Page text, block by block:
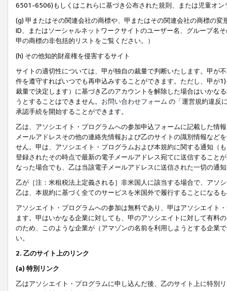
6501-6506)もしくはこれらに基づき公布された規則、または児童オン
(g) 甲またはその関連会社の商標や、甲またはその関連会社の商標の
ID、またはソーシャルネットワークサイトのユーザー名、グループ名
甲の商標の非包括的リストをご覧ください。）
(h) その他知的財産権を侵害するサイト
サイトの適切性については、甲が独自の裁量で判断いたします。甲が
件を遵守すればいつでも再申込みすることができます。ただし、甲が
裁量で決定します）に基づき乙のアカウントを解除した場合はいかな
うとすることはできません。 お問い合わせフォーム の「運営規約違反
承認手続を開始することができます。
乙は、アソシエイト・プログラムへの参加申込フォームに記載した情
メールアドレスその他の連絡先情報および乙のサイトの識別情報など
せん。甲は、アソシエイト・プログラムおよび本規約に関する通知（
登録されたその時点で最新の電子メールアドレス宛てに送信すること
なった場合でも、乙は当該電子メールアドレスに送信された一切の通
乙が［注：米租税法上定義される］非米国人に該当する場合で、アソ
乙は、本規約に基づく全てのサービスを米国外で履行することになる
アソシエイト・プログラムへの参加は無料であり、甲はアソシエイト
ます。甲はいかなる企業に対しても、甲のアソシエイトに対して有料
のため、このような企業が（アマゾンの名前を利用しようとする企業
い。
2. 乙のサイト上のリンク
(a) 特別リンク
乙はアソシエイト・プログラムに申し込んだ後、乙のサイト上に特別